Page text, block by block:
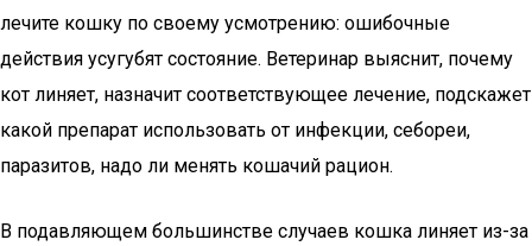
лечите кошку по своему усмотрению: ошибочные
действия усугубят состояние. Ветеринар выяснит, почему
кот линяет, назначит соответствующее лечение, подскажет
какой препарат использовать от инфекции, себореи,
паразитов, надо ли менять кошачий рацион.
В подавляющем большинстве случаев кошка линяет из-за